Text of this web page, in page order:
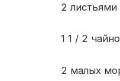
2 листьями
1 1 / 2
2 малых